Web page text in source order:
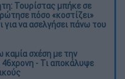
Τουρίστας μπήκε σε
πόσο «κοστίζει»
για να ασελγήσει πάνω του
καμία σχέση με την
46χρονη - Τι αποκάλυψε